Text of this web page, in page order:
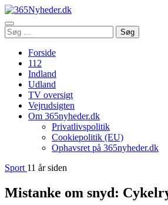
Åbn
menu
Søg
efter:
Søg
Forside
112
Indland
Udland
TV oversigt
Vejrudsigten
Om 365nyheder.dk
Privatlivspolitik
Cookiepolitik (EU)
Ophavsret på 365nyheder.dk
Sport 11 år siden
Mistanke om snyd: